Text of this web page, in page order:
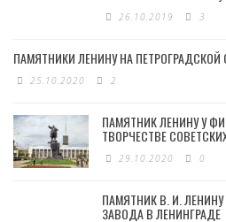
26.10.2019 3
ПАМЯТНИКИ ЛЕНИНУ НА ПЕТРОГРАДСКОЙ
25.10.2020 2
ПАМЯТНИК ЛЕНИНУ У
ТВОРЧЕСТВЕ
29.10.2020 0
ПАМЯТНИК В. И.
ЗАВОДА В ЛЕНИНГРАДЕ